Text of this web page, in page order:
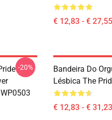
€ 12,83 - € 27,55
-20%
Bandeira Do
Lésbica The
€ 12,83 - € 31,23